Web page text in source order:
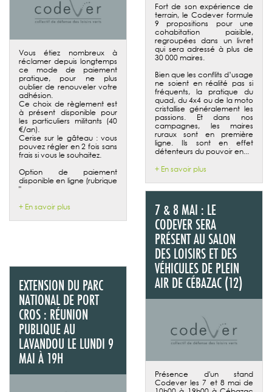
Fort de son expérience de
terrain, le Codever formule
9 propositions pour une
cohabitation paisible,
regroupées dans un livret
qui sera adressé à plus de
30 000 maires.
Bien que les conflits d’usage
ne soient en réalité pas si
fréquents, la pratique du
quad, du 4x4 ou de la moto
cristallise généralement les
passions. Et dans nos
campagnes, les maires
ruraux sont en première
ligne. Ils sont en effet
détenteurs du pouvoir en...
+ En savoir plus
Vous étiez nombreux à
réclamer depuis longtemps
ce mode de paiement
pratique, pour ne plus
oublier de renouveler votre
adhésion.
Ce choix de règlement est
à présent disponible pour
les particuliers militants (40
€/an).
Cerise sur le gâteau : vous
pouvez régler en 2 fois sans
frais si vous le souhaitez.
Option de paiement
disponible en ligne (rubrique
"
+ En savoir plus
7 & 8 MAI : LE
CODEVER SERA
PRÉSENT AU SALON
DES LOISIRS ET DES
VÉHICULES DE PLEIN
AIR DE CÉBAZAC (12)
Présence d'un stand
Codever les 7 et 8 mai de
EXTENSION DU PARC
NATIONAL DE PORT
CROS : RÉUNION
PUBLIQUE AU
LAVANDOU LE LUNDI 9
MAI À 19H